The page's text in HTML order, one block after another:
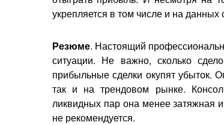
укрепляется в том числе и на
Резюме. Настоящий
ситуации. Не важно, сколько
прибыльные сделки окупят убыток.
так и на трендовом рынке.
ликвидных пар она менее затяжная
не рекомендуется.